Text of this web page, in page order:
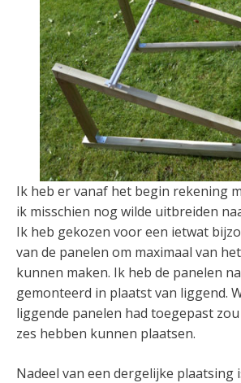
Ik heb er vanaf het begin rekening
ik misschien nog wilde uitbreiden
Ik heb gekozen voor een ietwat
van de panelen om maximaal van
kunnen maken. Ik heb de panelen
gemonteerd in plaatst van liggend.
liggende panelen had toegepast
zes hebben kunnen plaatsen.
Nadeel van een dergelijke plaatsing